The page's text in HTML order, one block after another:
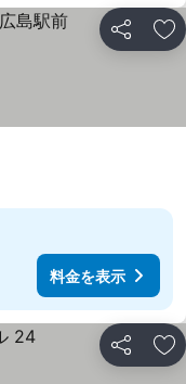
シェア お
料金を表示
シェア お